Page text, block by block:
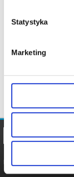
Statystyka
Marketing